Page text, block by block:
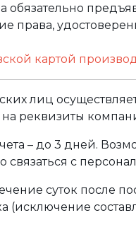
обязательно
права,
картой
лиц
на реквизиты
– до 3 дней.
связаться с
суток после
(исключение